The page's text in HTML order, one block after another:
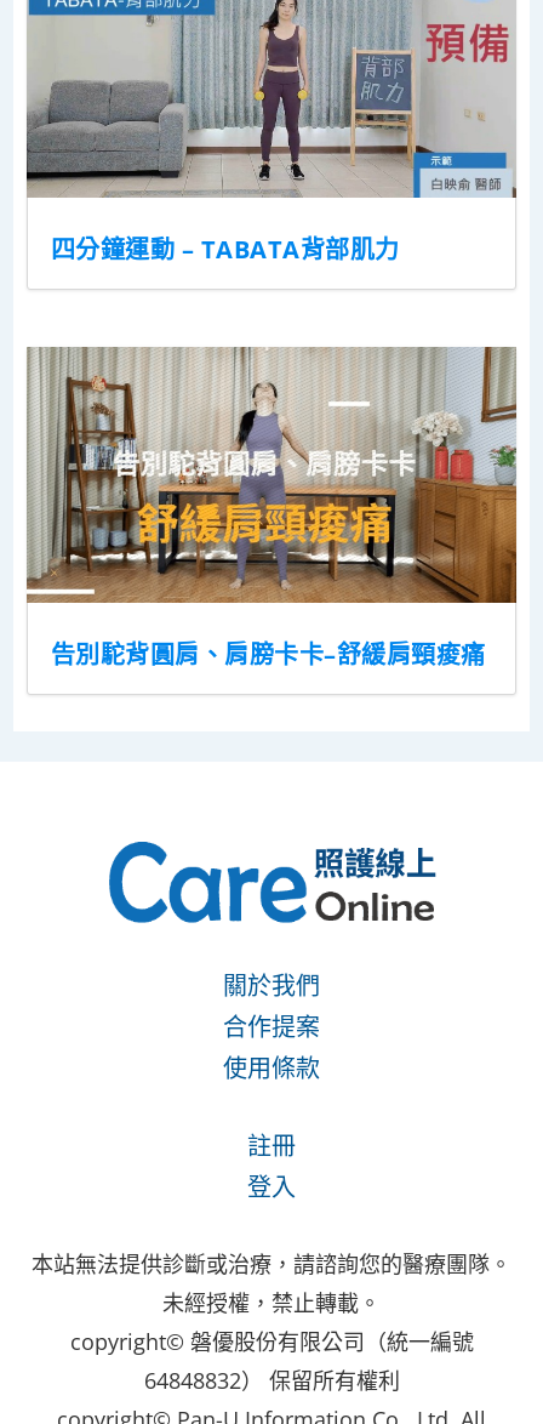
四分鐘運動 – TABATA背部肌力
告別駝背圓肩、肩膀卡卡–舒緩肩頸痠痛
關於我們
合作提案
使用條款
註冊
登入
本站無法提供診斷或治療，請諮詢您的醫療團隊。
未經授權，禁止轉載。
copyright© 磐優股份有限公司（統一編號
64848832） 保留所有權利